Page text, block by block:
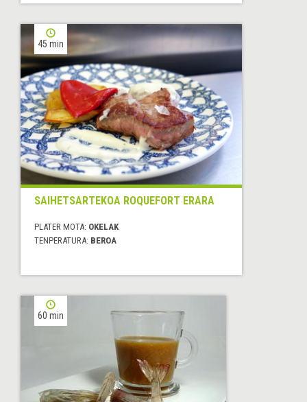
45 min
SAIHETSARTEKOA ROQUEFORT ERARA
PLATER MOTA: OKELAK
TENPERATURA: BEROA
60 min